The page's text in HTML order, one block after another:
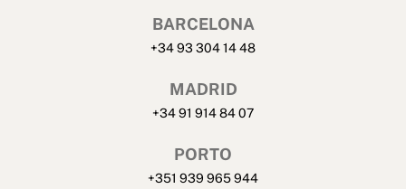
BARCELONA
+34 93 304 14 48
MADRID
+34 91 914 84 07
PORTO
+351 939 965 944